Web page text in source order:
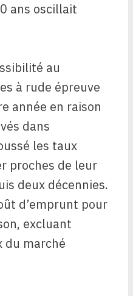
ans oscillait
au
à rude épreuve
année en raison
dans
les taux
proches de leur
deux décennies.
d’emprunt pour
excluant
du marché